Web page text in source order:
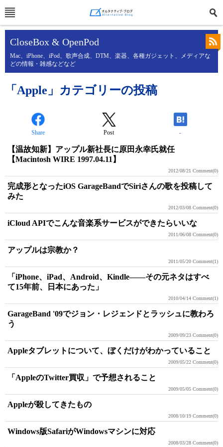
CloseBox & OpenPod
Mac、iPhone、iPod、歌声合成、DTM、楽器、各種ガジェット、メディアな
どの情報・雑感などなど
「Apple」カテゴリーの投稿
Share Post -
【温故知新】アップル新社長に原田永幸氏就任
【Macintosh WIRE 1997.04.11】
2012/08/21 Comment(0)
完成形となったiOS GarageBandでSiriさんの歌を投稿して
みた
2012/03/08 Comment(0)
iCloud APIでこんな音楽系サービスができたらいいな
2011/06/08 Comment(0)
アップルは宗教か？
2011/05/20 Comment(1)
「iPhone、iPad、Android、Kindle――その元ネタはすべ
て15年前、日本にあった」
2010/04/14 Comment(1)
GarageBand '09でジョン・レジェンドとラッシュに教わろ
う
2009/09/23 Comment(0)
Appleタブレットについて、ぼくだけがわかっていること
2009/05/22 Comment(0)
「AppleのTwitter買収」で予想されること
2009/05/05 Comment(0)
Appleが殺してきたもの
2008/10/19 Comment(0)
Windows版SafariがWindowsマシンに対応
2008/03/28 Comment(0)